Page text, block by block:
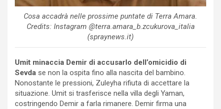
Cosa accadrà nelle prossime puntate di Terra Amara.
Credits: Instagram @terra.amara_b.zcukurova_italia
(spraynews.it)
Umit minaccia Demir di accusarlo dell’omicidio di
Sevda se non la ospita fino alla nascita del bambino.
Nonostante le pressioni, Zuleyha rifiuta di accettare la
situazione. Umit si trasferisce nella villa degli Yaman,
costringendo Demir a farla rimanere. Demir firma una